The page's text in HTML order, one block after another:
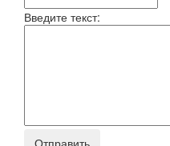
Введите текст: